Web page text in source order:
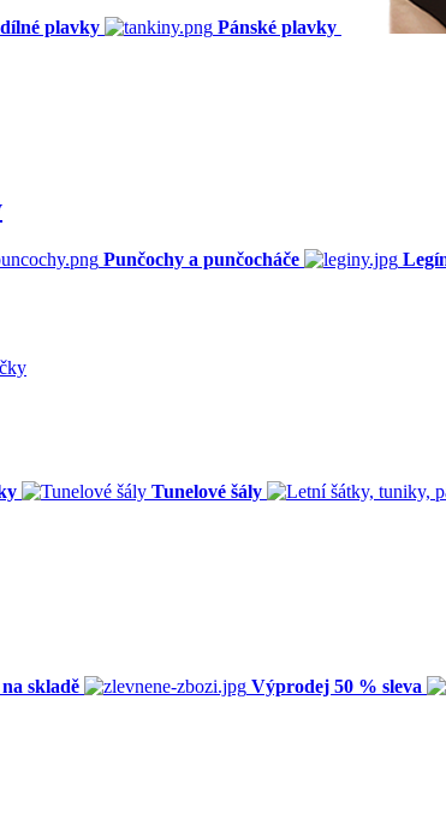
plavky Pánské plavky
Punčochy a punčocháče
Tunelové šály
skladě
Výprodej 50 % sleva